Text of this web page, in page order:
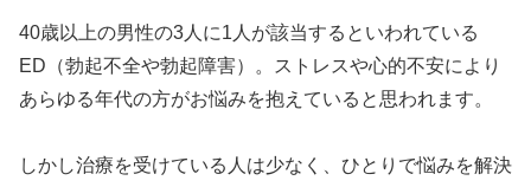
40歳以上の男性の3人に1人が該当するといわれている
ED（勃起不全や勃起障害）。ストレスや心的不安により
あらゆる年代の方がお悩みを抱えていると思われます。
しかし治療を受けている人は少なく、ひとりで悩みを解決